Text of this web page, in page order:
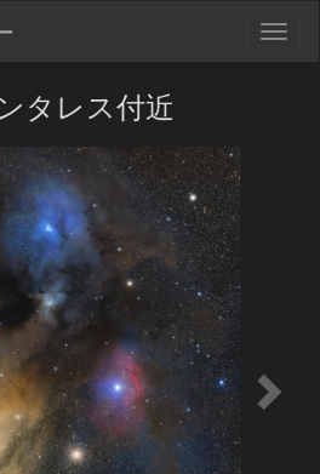
タレス付近